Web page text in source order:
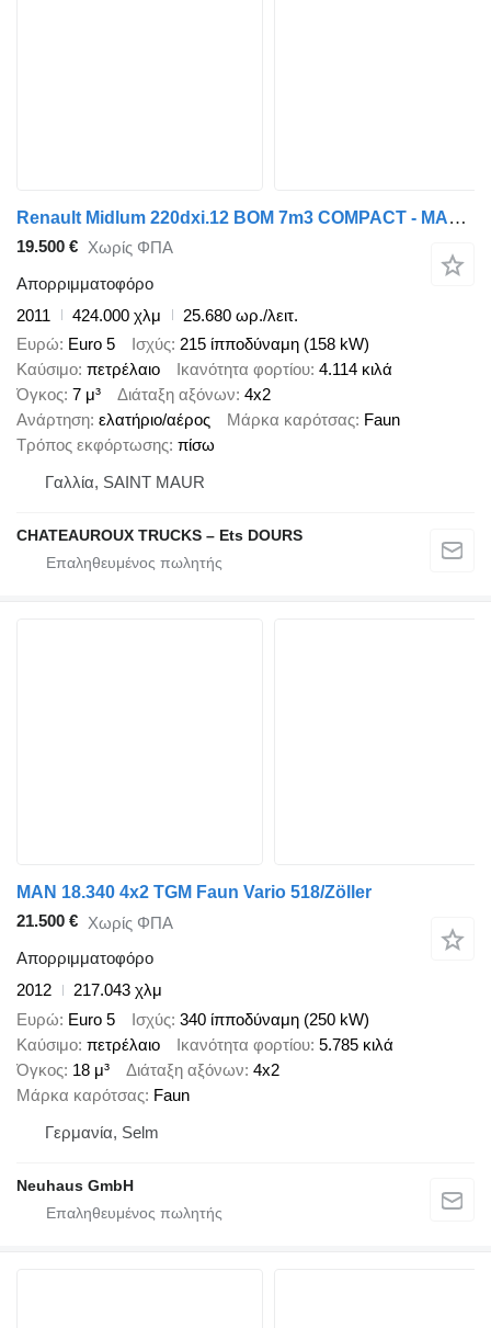
Renault Midlum 220dxi.12 BOM 7m3 COMPACT - MANUAL
19.500 € Χωρίς ΦΠΑ
Απορριμματοφόρο
2011
424.000 χλμ
25.680 ωρ./λειτ.
Ευρώ Euro 5 Ισχύς 215 ίπποδύναμη (158 kW)
Καύσιμο πετρέλαιο Ικανότητα φορτίου 4.114 κιλά
Όγκος 7 μ³ Διάταξη αξόνων 4x2
Ανάρτηση ελατήριο/αέρος Μάρκα καρότσας Faun
Τρόπος εκφόρτωσης πίσω
Γαλλία, SAINT MAUR
CHATEAUROUX TRUCKS – Ets DOURS
MAN 18.340 4x2 TGM Faun Vario 518/Zöller
21.500 € Χωρίς ΦΠΑ
Απορριμματοφόρο
2012
217.043 χλμ
Ευρώ Euro 5 Ισχύς 340 ίπποδύναμη (250 kW)
Καύσιμο πετρέλαιο Ικανότητα φορτίου 5.785 κιλά
Όγκος 18 μ³ Διάταξη αξόνων 4x2
Μάρκα καρότσας Faun
Γερμανία, Selm
Neuhaus GmbH